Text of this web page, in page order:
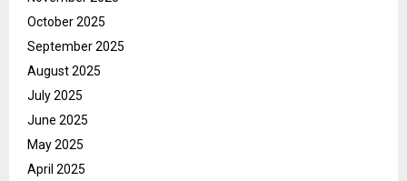
October 2025
September 2025
August 2025
July 2025
June 2025
May 2025
April 2025